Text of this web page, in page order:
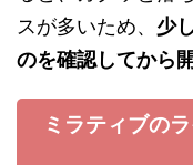
スが多いため、 少
のを確認してから
ミラティブの